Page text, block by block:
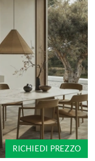
RICHIEDI PREZZO